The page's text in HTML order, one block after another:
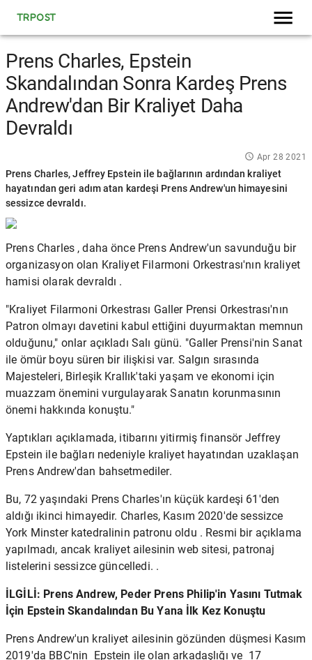
TRPOST
Prens Charles, Epstein
Skandalından Sonra Kardeş Prens
Andrew'dan Bir Kraliyet Daha
Devraldı
Apr 28 2021
Prens Charles, Jeffrey Epstein ile bağlarının ardından kraliyet
hayatından geri adım atan kardeşi Prens Andrew'un himayesini
sessizce devraldı.
Prens Charles, daha önce Prens Andrew'un savunduğu bir
organizasyon olan Kraliyet Filarmoni Orkestrası'nın kraliyet
hamisi olarak devraldı .
"Kraliyet Filarmoni Orkestrası Galler Prensi Orkestrası'nın
Patron olmayı davetini kabul ettiğini duyurmaktan memnun
olduğunu," onlar açıkladı Salı günü. "Galler Prensi'nin Sanat
ile ömür boyu süren bir ilişkisi var. Salgın sırasında
Majesteleri, Birleşik Krallık'taki yaşam ve ekonomi için
muazzam önemini vurgulayarak Sanatın korunmasının
önemi hakkında konuştu."
Yaptıkları açıklamada, itibarını yitirmiş finansör Jeffrey
Epstein ile bağları nedeniyle kraliyet hayatından uzaklaşan
Prens Andrew'dan bahsetmediler.
Bu, 72 yaşındaki Prens Charles'ın küçük kardeşi 61'den
aldığı ikinci himayedir. Charles, Kasım 2020'de sessizce
York Minster katedralinin patronu oldu . Resmi bir açıklama
yapılmadı, ancak kraliyet ailesinin web sitesi, patronaj
listelerini sessizce güncelledi. .
İLGİLİ: Prens Andrew, Peder Prens Philip'in Yasını Tutmak
İçin Epstein Skandalından Bu Yana İlk Kez Konuştu
Prens Andrew'un kraliyet ailesinin gözünden düşmesi Kasım
2019'da BBC'nin Epstein ile olan arkadaşlığı ve 17